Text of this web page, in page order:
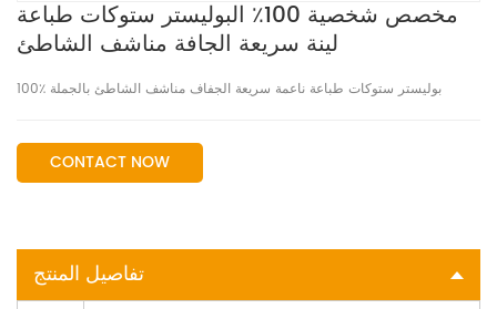
مخصص شخصية 100٪ البوليستر ستوكات طباعة
لينة سريعة الجافة مناشف الشاطئ
100٪ بوليستر ستوكات طباعة ناعمة سريعة الجفاف مناشف الشاطئ بالجملة
CONTACT NOW
تفاصيل المنتج